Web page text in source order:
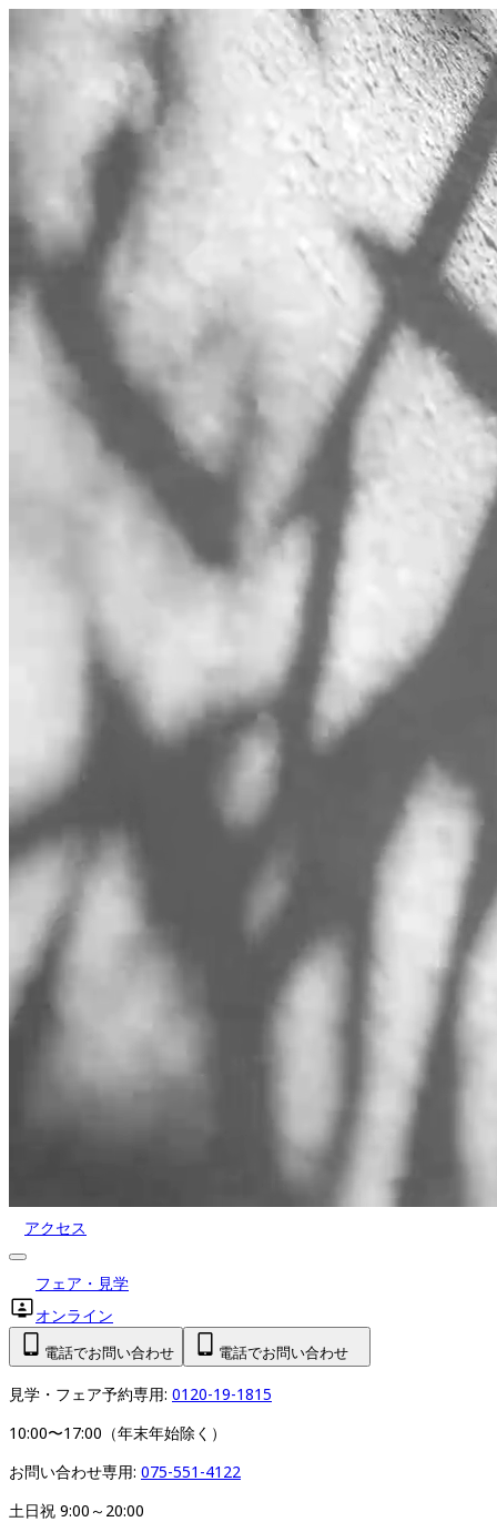
アクセス
フェア・見学
オンライン
電話でお問い合わせ 電話でお問い合わせ
見学・フェア予約専用: 0120-19-1815
10:00〜17:00（年末年始除く）
お問い合わせ専用: 075-551-4122
土日祝 9:00～20:00